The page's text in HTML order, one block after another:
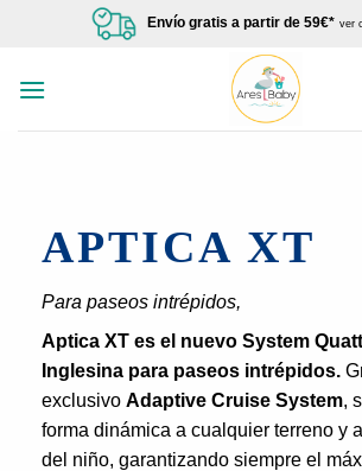
Envío gratis a partir de 59€* ver
APTICA XT
Para paseos intrépidos,
Aptica XT es el nuevo System
Inglesina para paseos intrépidos.
exclusivo Adaptive Cruise System,
forma dinámica a cualquier terreno y
del niño, garantizando siempre el